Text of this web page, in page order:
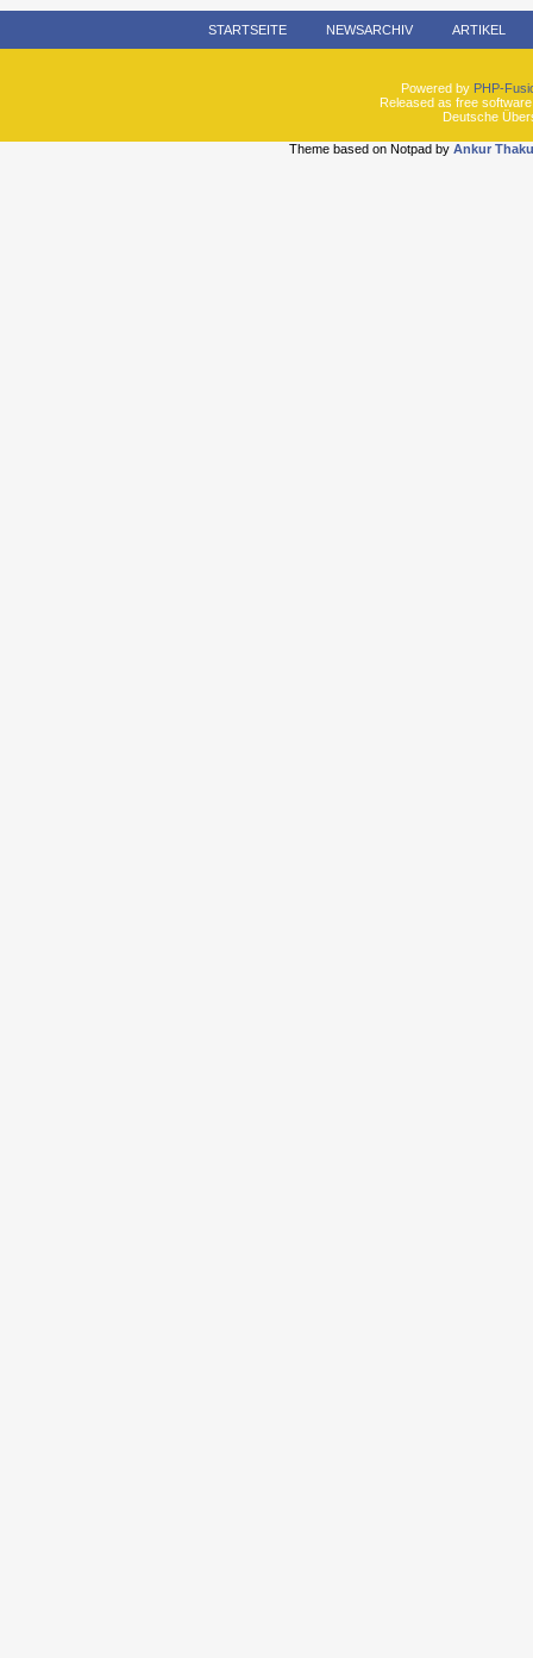
STARTSEITE NEWSARCHIV ARTIKEL
Powered by PHP-
Released as free
Deutsche
Theme based on Notpad by Ankur